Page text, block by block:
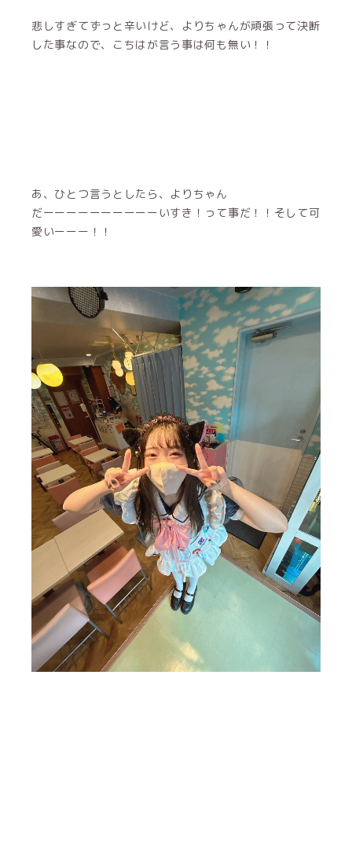
悲しすぎてずっと辛いけど、よりちゃんが頑張って決断
した事なので、こちはが言う事は何も無い！！
あ、ひとつ言うとしたら、よりちゃん
だーーーーーーーーーーいすき！って事だ！！そして可
愛いーーー！！